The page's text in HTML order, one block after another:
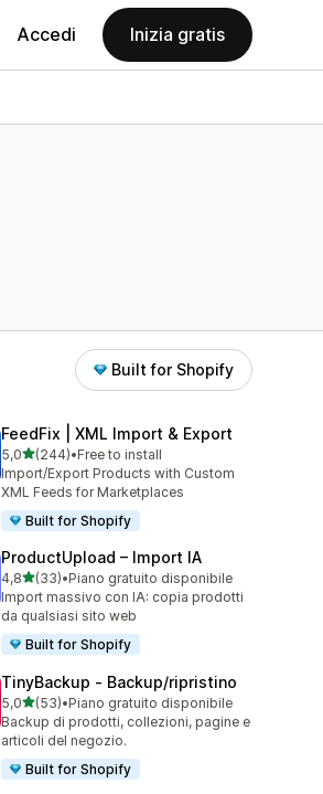
Accedi Inizia gratis
Built for Shopify
FeedFix | XML Import & Export
5,0stelle su 5
(244)
244 recensioni totali
•Free to install
Import/Export Products with Custom
XML Feeds for Marketplaces
Built for Shopify
ProductUpload – Import IA
4,8stelle su 5
(33)
33 recensioni totali
•Piano gratuito disponibile
Import massivo con IA: copia prodotti
da qualsiasi sito web
Built for Shopify
TinyBackup ‑ Backup/ripristino
5,0stelle su 5
(53)
53 recensioni totali
•Piano gratuito disponibile
Backup di prodotti, collezioni, pagine e
articoli del negozio.
Built for Shopify